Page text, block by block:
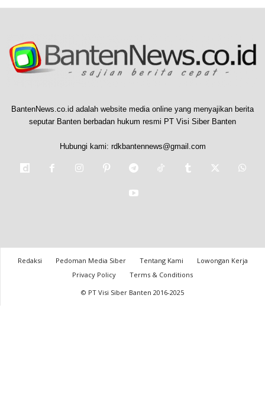
BantenNews.co.id adalah website media online yang menyajikan berita
seputar Banten berbadan hukum resmi PT Visi Siber Banten
Hubungi kami: rdkbantennews@gmail.com
Redaksi Pedoman Media Siber Tentang Kami
Lowongan Kerja
Privacy Policy
Terms & Conditions
© PT Visi Siber Banten 2016-2025